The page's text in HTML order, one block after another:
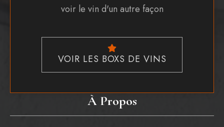
À Propos
voir le vin d'un autre façon
VOIR LES BOXS DE VINS